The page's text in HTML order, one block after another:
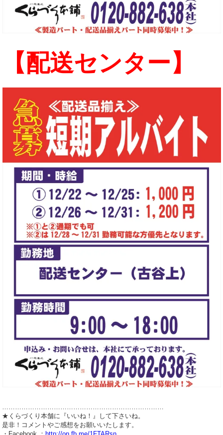
【配送センター】
…………………………………………………………………
★くらづくり本舗に『いいね！』して下さいね。
是非！コメントやご感想をお願いいたします。